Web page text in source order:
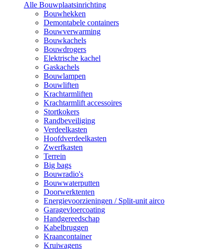
Alle Bouwplaatsinrichting
Bouwhekken
Demontabele containers
Bouwverwarming
Bouwkachels
Bouwdrogers
Elektrische kachel
Gaskachels
Bouwlampen
Bouwliften
Krachtarmliften
Krachtarmlift accessoires
Stortkokers
Randbeveiliging
Verdeelkasten
Hoofdverdeelkasten
Zwerfkasten
Terrein
Big bags
Bouwradio's
Bouwwaterputten
Doorwerktenten
Energievoorzieningen / Split-unit airco
Garagevloercoating
Handgereedschap
Kabelbruggen
Kraancontainer
Kruiwagens